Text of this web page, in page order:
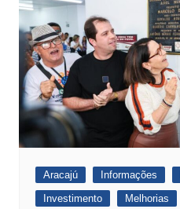
Aracajú Informações
Investimento
Melhorias